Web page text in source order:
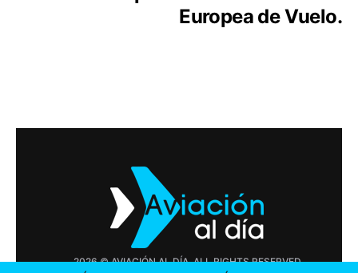
Europea de Vuelo.
2026 © AVIACIÓN AL DÍA. ALL RIGHTS RESERVED